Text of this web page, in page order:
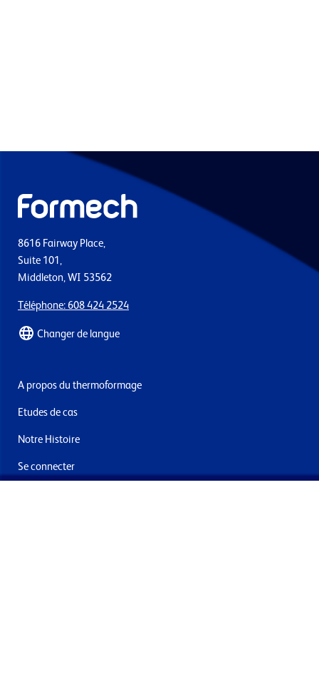
8616 Fairway Place,
Suite 101,
Middleton, WI 53562
Téléphone: 608 424 2524
Changer de langue
A propos du thermoformage
Etudes de cas
Notre Histoire
Se connecter